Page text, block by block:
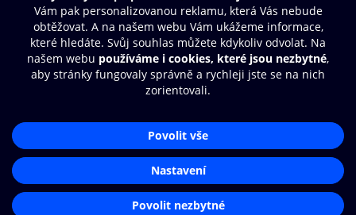
Další zábava
© O2 Czech Republic a.s.
Přístupnost
Zásady zpracování osobních údajů
Nastavení cookies
Aplikace O2 Knihovna
Čti a poslouchej své e-knihy a
audioknihy rychleji a pohodlněji.